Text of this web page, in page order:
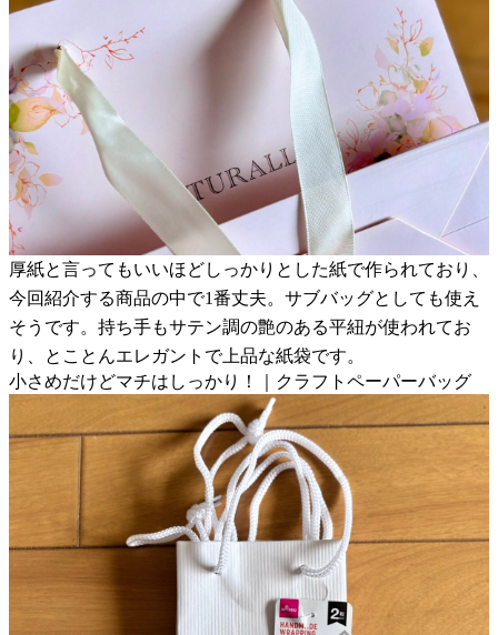
厚紙と言ってもいいほどしっかりとした紙で作られており、
今回紹介する商品の中で1番丈夫。サブバッグとしても使え
そうです。持ち手もサテン調の艶のある平紐が使われてお
り、とことんエレガントで上品な紙袋です。
小さめだけどマチはしっかり！｜クラフトペーパーバッグ